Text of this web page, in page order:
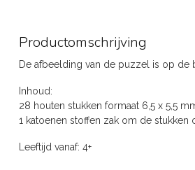
Productomschrijving
De afbeelding van de puzzel is op de
Inhoud:
28 houten stukken formaat 6,5 x 5,5
1 katoenen stoffen zak om de stukken
Leeftijd vanaf: 4+